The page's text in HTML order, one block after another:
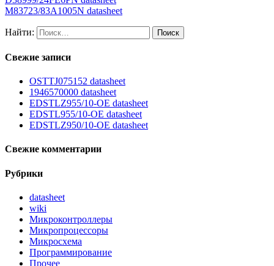
M83723/83A1005N datasheet
Найти:
Свежие записи
OSTTJ075152 datasheet
1946570000 datasheet
EDSTLZ955/10-OE datasheet
EDSTL955/10-OE datasheet
EDSTLZ950/10-OE datasheet
Свежие комментарии
Рубрики
datasheet
wiki
Микроконтроллеры
Микропроцессоры
Микросхема
Программирование
Прочее